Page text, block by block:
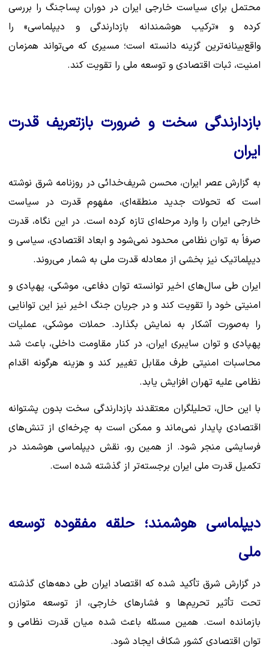
محتمل برای سیاست خارجی ایران در دوران پساجنگ را بررسی
کرده و «ترکیب هوشمندانه بازدارندگی و دیپلماسی» را
واقع‌بینانه‌ترین گزینه دانسته است؛ مسیری که می‌تواند همزمان
امنیت، ثبات اقتصادی و توسعه ملی را تقویت کند.
بازدارندگی سخت و ضرورت بازتعریف قدرت
ایران
به گزارش عصر ایران، محسن شریف‌خدائی در روزنامه شرق نوشته
است که تحولات جدید منطقه‌ای، مفهوم قدرت در سیاست
خارجی ایران را وارد مرحله‌ای تازه کرده است. در این نگاه، قدرت
صرفاً به توان نظامی محدود نمی‌شود و ابعاد اقتصادی، سیاسی و
دیپلماتیک نیز بخشی از معادله قدرت ملی به شمار می‌روند.
ایران طی سال‌های اخیر توانسته توان دفاعی، موشکی، پهپادی و
امنیتی خود را تقویت کند و در جریان جنگ اخیر نیز این توانایی
را به‌صورت آشکار به نمایش بگذارد. حملات موشکی، عملیات
پهپادی و توان سایبری ایران، در کنار مقاومت داخلی، باعث شد
محاسبات امنیتی طرف مقابل تغییر کند و هزینه هرگونه اقدام
نظامی علیه تهران افزایش یابد.
با این حال، تحلیلگران معتقدند بازدارندگی سخت بدون پشتوانه
اقتصادی پایدار نمی‌ماند و ممکن است به چرخه‌ای از تنش‌های
فرسایشی منجر شود. از همین رو، نقش دیپلماسی هوشمند در
تکمیل قدرت ملی ایران برجسته‌تر از گذشته شده است.
دیپلماسی هوشمند؛ حلقه مفقوده توسعه
ملی
در گزارش شرق تأکید شده که اقتصاد ایران طی دهه‌های گذشته
تحت تأثیر تحریم‌ها و فشارهای خارجی، از توسعه متوازن
بازمانده است. همین مسئله باعث شده میان قدرت نظامی و
توان اقتصادی کشور شکاف ایجاد شود.